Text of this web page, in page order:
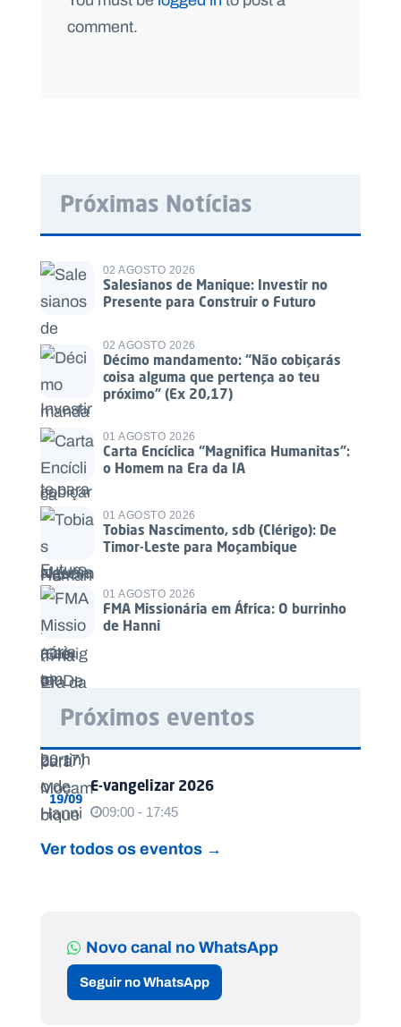
comment.
Próximas Notícias
02 AGOSTO 2026
Salesianos de Manique: Investir no
Presente para Construir o Futuro
02 AGOSTO 2026
Décimo mandamento: “Não cobiçarás
coisa alguma que pertença ao teu
próximo” (Ex 20,17)
01 AGOSTO 2026
Carta Encíclica “Magnifica Humanitas”:
o Homem na Era da IA
01 AGOSTO 2026
Tobias Nascimento, sdb (Clérigo): De
Timor-Leste para Moçambique
01 AGOSTO 2026
FMA Missionária em África: O burrinho
de Hanni
Próximos eventos
19/09
E-vangelizar 2026
09:00 - 17:45
Ver todos os eventos →
Novo canal no WhatsApp
Seguir no WhatsApp